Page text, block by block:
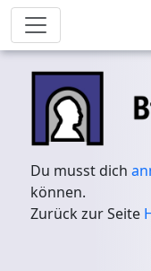
Du musst dich
können.
Zurück zur Seite